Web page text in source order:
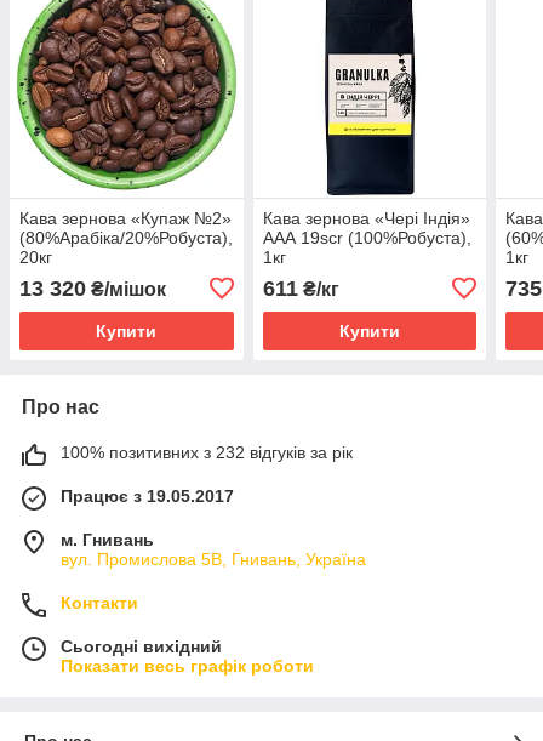
Кава зернова «Купаж №2»
(80%Арабіка/20%Робуста),
20кг
13 320 ₴/мішок
Купити
Кава зернова «Чері Індія»
ААА 19scr (100%Робуста),
1кг
611₴/кг
Купити
1кг
735
Про нас
100% позитивних з 232 відгуків за рік
Працює з 19.05.2017
м. Гнивань
вул. Промислова 5В, Гнивань, Україна
Контакти
Сьогодні вихідний
Показати весь графік роботи